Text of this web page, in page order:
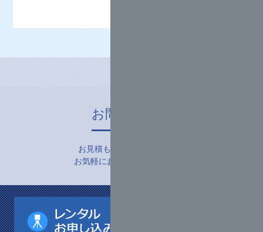
お問い合わせ
お見積もり・お申し込みなど
お気軽にお問い合わせ下さい。